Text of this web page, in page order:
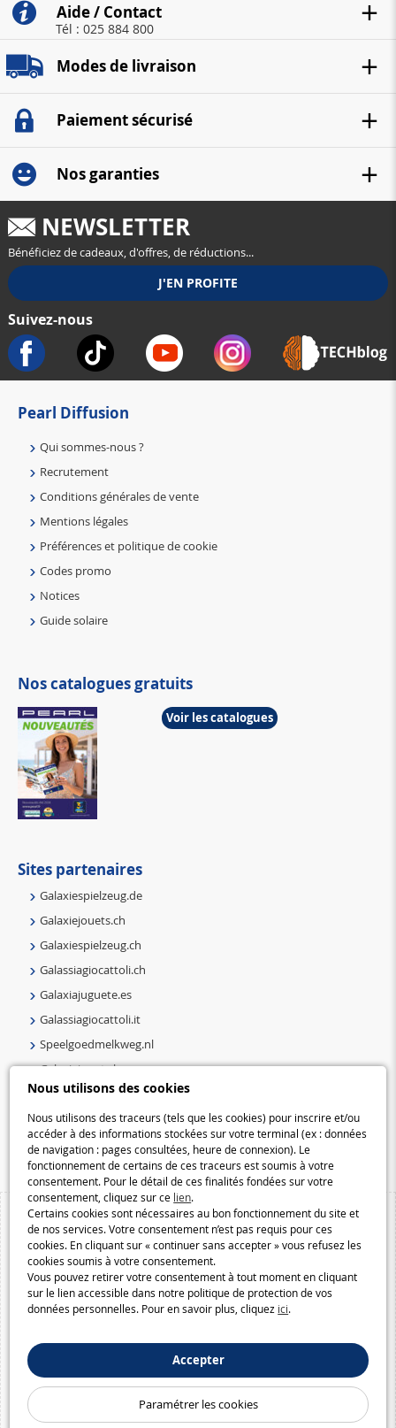
Nous utilisons des cookies
Nous utilisons des traceurs (tels que les cookies) pour inscrire et/ou
accéder à des informations stockées sur votre terminal (ex : données
de navigation : pages consultées, heure de connexion). Le
fonctionnement de certains de ces traceurs est soumis à votre
consentement. Pour le détail de ces finalités fondées sur votre
consentement, cliquez sur ce lien.
Certains cookies sont nécessaires au bon fonctionnement du site et
de nos services. Votre consentement n’est pas requis pour ces
cookies. En cliquant sur « continuer sans accepter » vous refusez les
cookies soumis à votre consentement.
Vous pouvez retirer votre consentement à tout moment en cliquant
sur le lien accessible dans notre politique de protection de vos
données personnelles. Pour en savoir plus, cliquez ici.
Accepter
Paramétrer les cookies
Aide / Contact
Tél : 025 884 800
Modes de livraison
Paiement sécurisé
Nos garanties
NEWSLETTER
Bénéficiez de cadeaux, d'offres, de réductions...
Suivez-nous
Pearl Diffusion
Qui sommes-nous ?
Recrutement
Conditions générales de vente
Mentions légales
Préférences et politique de cookie
Codes promo
Notices
Guide solaire
Nos catalogues gratuits
Voir les catalogues
Sites partenaires
Galaxiespielzeug.de
Galaxiejouets.ch
Galaxiespielzeug.ch
Galassiagiocattoli.ch
Galaxiajuguete.es
Galassiagiocattoli.it
Speelgoedmelkweg.nl
Galaxiejouets.be
Galaxiespielzeug.be
Speelgoedmelkweg.be
Macway.com